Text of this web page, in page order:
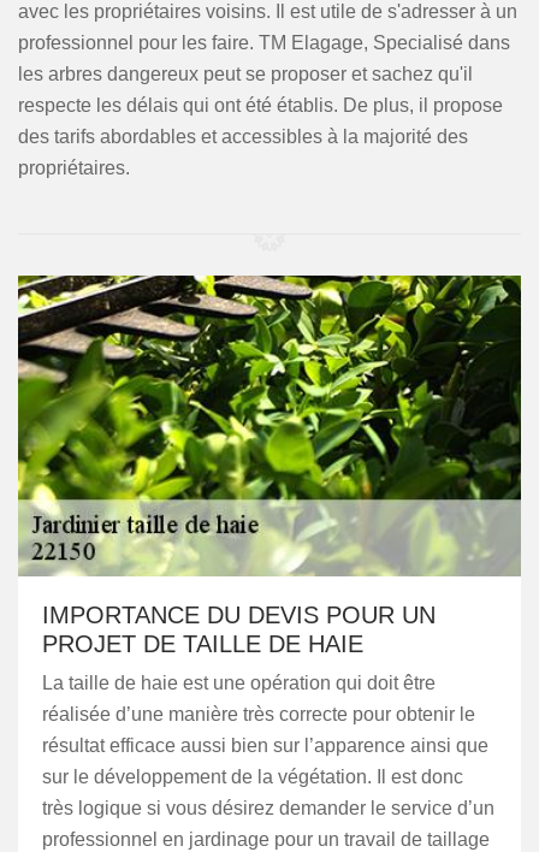
avec les propriétaires voisins. Il est utile de s'adresser à un
professionnel pour les faire. TM Elagage, Specialisé dans
les arbres dangereux peut se proposer et sachez qu'il
respecte les délais qui ont été établis. De plus, il propose
des tarifs abordables et accessibles à la majorité des
propriétaires.
IMPORTANCE DU DEVIS POUR UN
PROJET DE TAILLE DE HAIE
La taille de haie est une opération qui doit être
réalisée d’une manière très correcte pour obtenir le
résultat efficace aussi bien sur l’apparence ainsi que
sur le développement de la végétation. Il est donc
très logique si vous désirez demander le service d’un
professionnel en jardinage pour un travail de taillage